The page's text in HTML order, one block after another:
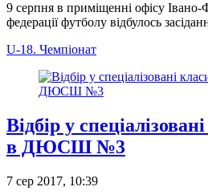
9 серпня в приміщенні офісу Івано-
федерації футболу відбулось
U-18. Чемпіонат
Відбір у
в ДЮСШ №3
7 сер 2017, 10:39